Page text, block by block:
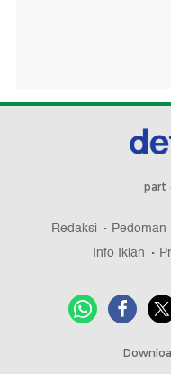
part
Redaksi
Info Iklan